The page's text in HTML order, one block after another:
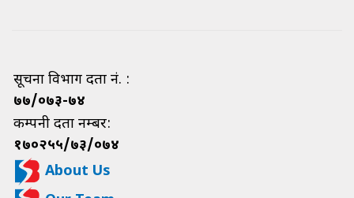
सूचना विभाग दर्ता नं. :
७७/०७३-७४
कम्पनी दर्ता नम्बर:
१७०२५५/७३/०७४
About Us